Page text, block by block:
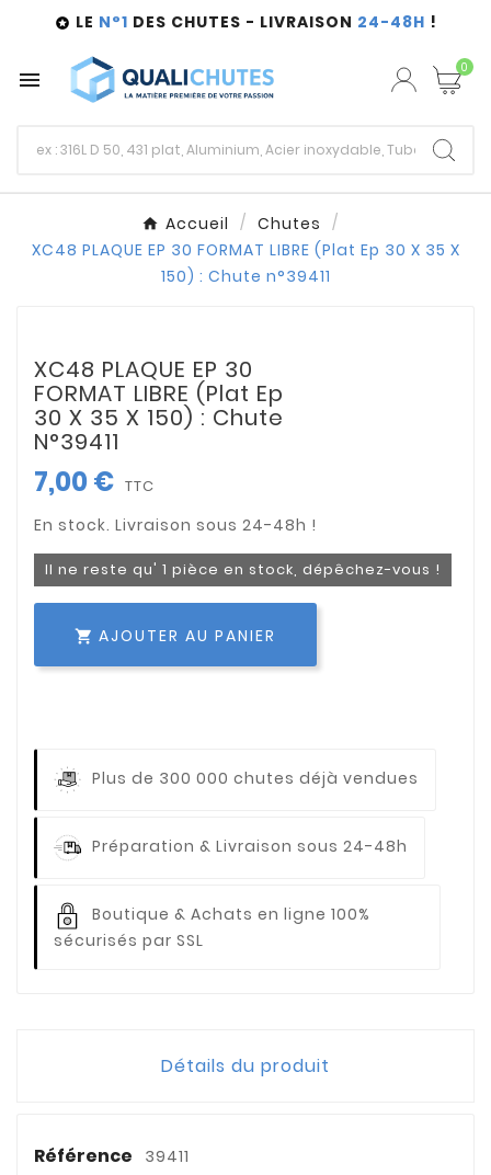
 LE N°1 DES CHUTES - LIVRAISON 24-48H !
 0
Accueil
Chutes
XC48 PLAQUE EP 30 FORMAT LIBRE (Plat Ep 30 X 35 X
150) : Chute n°39411
XC48 PLAQUE EP 30
FORMAT LIBRE (Plat Ep
30 X 35 X 150) : Chute
N°39411
7,00 € TTC
Il ne reste qu' 1 pièce en stock, dépêchez-vous !
 AJOUTER AU PANIER
Plus de 300 000 chutes déjà vendues
Préparation & Livraison sous 24-48h
Boutique & Achats en ligne 100%
sécurisés par SSL
Détails du produit
Référence 39411